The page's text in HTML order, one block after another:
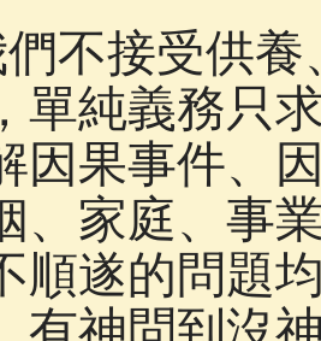
接受供養
單純義務只
因果事件、
、家庭、事
順遂的問題